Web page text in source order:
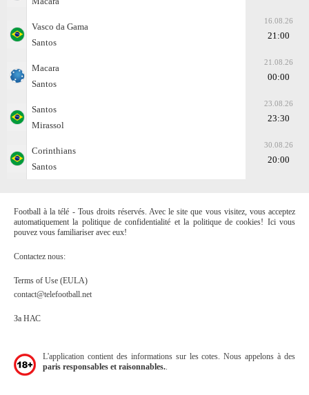
Vasco da Gama
Santos
16.08.26
21:00
Macara
Santos
21.08.26
00:00
Santos
Mirassol
23.08.26
23:30
Corinthians
Santos
30.08.26
20:00
Football à la télé - Tous droits réservés. Avec le site que vous visitez, vous acceptez
automatiquement la politique de confidentialité et la politique de cookies! Ici vous
pouvez vous familiariser avec eux!
Contactez nous:
Terms of Use (EULA)
contact@telefootball.net
За НАС
L'application contient des informations sur les cotes. Nous appelons à des
paris responsables et raisonnables.